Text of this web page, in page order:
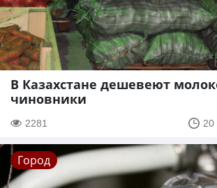
В Казахстане дешевеют
чиновники
2281 20
Город